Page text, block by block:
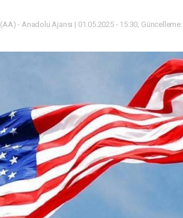
(AA) - Anadolu Ajansı | 01.05.2025 - 15:30,